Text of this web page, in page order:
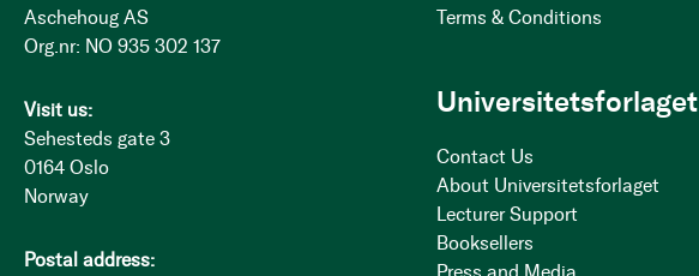
Aschehoug AS
Org.nr: NO 935 302 137
Visit us:
Sehesteds gate 3
0164 Oslo
Norway
Postal address:
Terms & Conditions
Universitetsforlaget
Contact Us
About Universitetsforlaget
Lecturer Support
Booksellers